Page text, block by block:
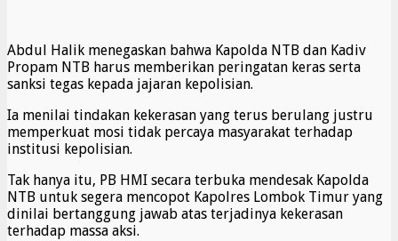
Abdul Halik menegaskan bahwa Kapolda NTB dan Kadiv
Propam NTB harus memberikan peringatan keras serta
sanksi tegas kepada jajaran kepolisian.
Ia menilai tindakan kekerasan yang terus berulang justru
memperkuat mosi tidak percaya masyarakat terhadap
institusi kepolisian.
Tak hanya itu, PB HMI secara terbuka mendesak Kapolda
NTB untuk segera mencopot Kapolres Lombok Timur yang
dinilai bertanggung jawab atas terjadinya kekerasan
terhadap massa aksi.